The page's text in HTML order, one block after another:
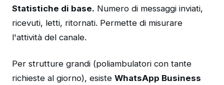
Statistiche di base. Numero di messaggi inviati,
ricevuti, letti, ritornati. Permette di misurare
l'attività del canale.
Per strutture grandi (poliambulatori con tante
richieste al giorno), esiste WhatsApp Business